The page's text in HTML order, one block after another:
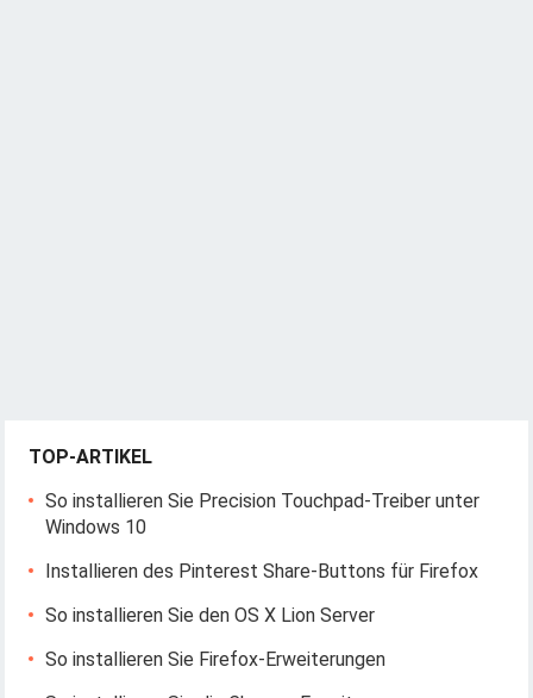
TOP-ARTIKEL
So installieren Sie Precision Touchpad-Treiber unter
Windows 10
Installieren des Pinterest Share-Buttons für Firefox
So installieren Sie den OS X Lion Server
So installieren Sie Firefox-Erweiterungen